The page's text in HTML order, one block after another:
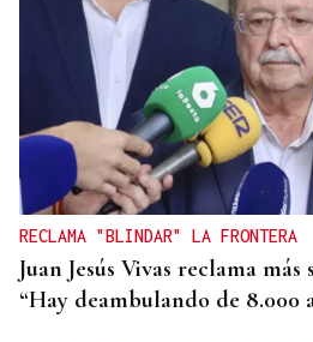
RECLAMA "BLINDAR" LA FRONTERA
Juan Jesús Vivas reclama
“Hay deambulando de 8.000